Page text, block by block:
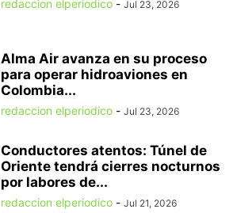
redaccion elperiodico - Jul 23, 2026
Alma Air avanza en su proceso
para operar hidroaviones en
Colombia...
redaccion elperiodico - Jul 23, 2026
Conductores atentos: Túnel de
Oriente tendrá cierres nocturnos
por labores de...
redaccion elperiodico - Jul 21, 2026